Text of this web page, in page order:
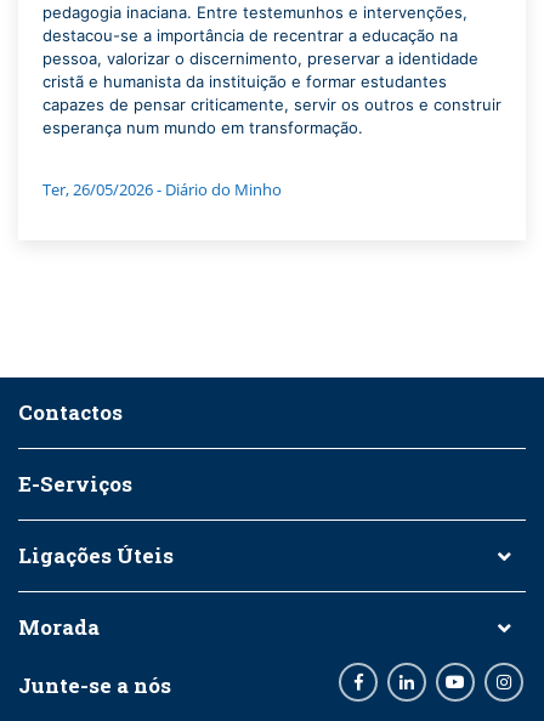
pedagogia inaciana. Entre testemunhos e intervenções,
destacou-se a importância de recentrar a educação na
pessoa, valorizar o discernimento, preservar a identidade
cristã e humanista da instituição e formar estudantes
capazes de pensar criticamente, servir os outros e construir
esperança num mundo em transformação.
Ter, 26/05/2026 - Diário do Minho
Contactos
E-Serviços
Ligações Úteis
Morada
Junte-se a nós FacebookLinkedInYoutube